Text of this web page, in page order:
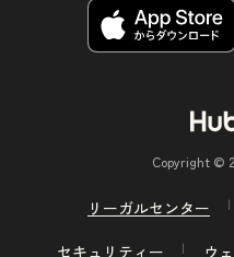
Copyright ©
リーガルセンター
セキュリティー
ウ